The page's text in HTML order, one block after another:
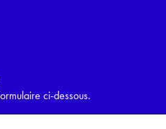
ci-dessous.